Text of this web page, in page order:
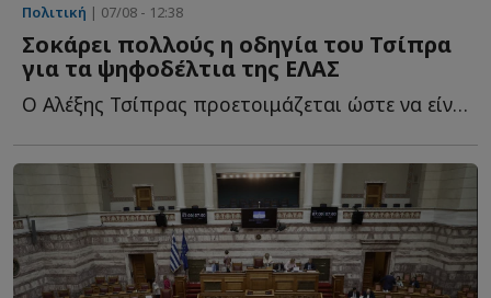
Πολιτική | 07/08 - 12:38
Σοκάρει πολλούς η οδηγία του Τσίπρα
για τα ψηφοδέλτια της ΕΛΑΣ
Ο Αλέξης Τσίπρας προετοιμάζεται ώστε να είναι έτοιμο ό...